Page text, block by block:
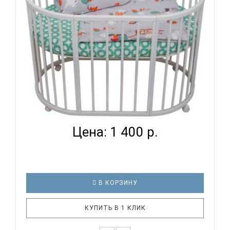
стиркам – очень важные пар..
ВОМБАТИК CLASSIC COLLECTION ЛИСЯТА -
КОМПЛЕКТ ПОСТ...
Цена: 1 400 р.
В КОРЗИНУ
КУПИТЬ В 1 КЛИК